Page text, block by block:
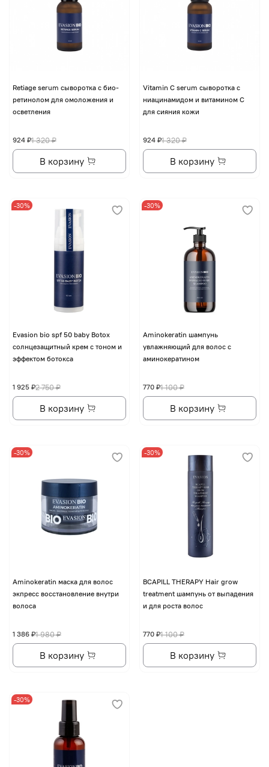
Retiage serum сыворотка с био-
ретинолом для омоложения и
осветления
1 320 ₽
924 ₽
В корзину
Vitamin C serum сыворотка с
ниацинамидом и витамином С
для сияния кожи
1 320 ₽
924 ₽
В корзину
-30%
Evasion bio spf 50 baby Botox
солнцезащитный крем с тоном и
эффектом ботокса
2 750 ₽
1 925 ₽
В корзину
-30%
Aminokeratin шампунь
увлажняющий для волос с
аминокератином
1 100 ₽
770 ₽
В корзину
-30%
Aminokeratin маска для волос
экпресс восстановление внутри
волоса
1 980 ₽
1 386 ₽
В корзину
-30%
BCAPILL THERAPY Hair grow
treatment шампунь от выпадения
и для роста волос
1 100 ₽
770 ₽
В корзину
-30%